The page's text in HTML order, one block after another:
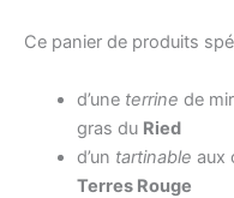
Ce panier de produits
d’une terrine de
gras du Ried
d’un tartinable aux
Terres Rouge